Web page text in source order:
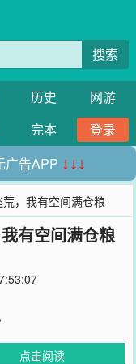
搜索
历史
网游
完本
登录
广告APP ↓↓↓
，我有空间满仓粮
有空间满仓粮
点击阅读